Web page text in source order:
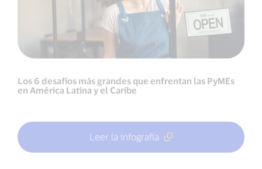
Los 6 desafíos más grandes que enfrentan las PyMEs
en América Latina y el Caribe
Leer la infografía